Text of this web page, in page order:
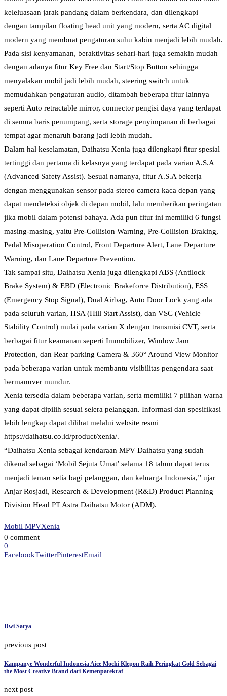
keleluasaan jarak pandang dalam berkendara, dan dilengkapi
dengan tampilan floating head unit yang modern, serta AC digital
modern yang membuat pengaturan suhu kabin menjadi lebih mudah.
Pada sisi kenyamanan, beraktivitas sehari-hari juga semakin mudah
dengan adanya fitur Key Free dan Start/Stop Button sehingga
menyalakan mobil jadi lebih mudah, steering switch untuk
memudahkan pengaturan audio, ditambah beberapa fitur lainnya
seperti Auto retractable mirror, connector pengisi daya yang terdapat
di semua baris penumpang, serta storage penyimpanan di berbagai
tempat agar menaruh barang jadi lebih mudah.
Dalam hal keselamatan, Daihatsu Xenia juga dilengkapi fitur spesial
tertinggi dan pertama di kelasnya yang terdapat pada varian A.S.A
(Advanced Safety Assist). Sesuai namanya, fitur A.S.A bekerja
dengan menggunakan sensor pada stereo camera kaca depan yang
dapat mendeteksi objek di depan mobil, lalu memberikan peringatan
jika mobil dalam potensi bahaya. Ada pun fitur ini memiliki 6 fungsi
masing-masing, yaitu Pre-Collision Warning, Pre-Collision Braking,
Pedal Misoperation Control, Front Departure Alert, Lane Departure
Warning, dan Lane Departure Prevention.
Tak sampai situ, Daihatsu Xenia juga dilengkapi ABS (Antilock
Brake System) & EBD (Electronic Brakeforce Distribution), ESS
(Emergency Stop Signal), Dual Airbag, Auto Door Lock yang ada
pada seluruh varian, HSA (Hill Start Assist), dan VSC (Vehicle
Stability Control) mulai pada varian X dengan transmisi CVT, serta
berbagai fitur keamanan seperti Immobilizer, Window Jam
Protection, dan Rear parking Camera & 360° Around View Monitor
pada beberapa varian untuk membantu visibilitas pengendara saat
bermanuver mundur.
Xenia tersedia dalam beberapa varian, serta memiliki 7 pilihan warna
yang dapat dipilih sesuai selera pelanggan. Informasi dan spesifikasi
lebih lengkap dapat dilihat melalui website resmi
https://daihatsu.co.id/product/xenia/.
“Daihatsu Xenia sebagai kendaraan MPV Daihatsu yang sudah
dikenal sebagai ‘Mobil Sejuta Umat’ selama 18 tahun dapat terus
menjadi teman setia bagi pelanggan, dan keluarga Indonesia,” ujar
Anjar Rosjadi, Research & Development (R&D) Product Planning
Division Head PT Astra Daihatsu Motor (ADM).
Mobil MPVXenia
0 comment
0
FacebookTwitterPinterestEmail
Dwi Sarya
previous post
Kampanye Wonderful Indonesia Aice Mochi Klepon Raih Peringkat Gold Sebagai
the Most Creative Brand dari Kemenparekraf
next post